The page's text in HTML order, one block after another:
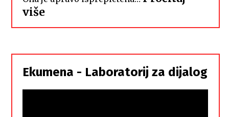
više:
Hrvati
Srbi,
istorodna
braća
Ekumena - Laboratorij za dijalog